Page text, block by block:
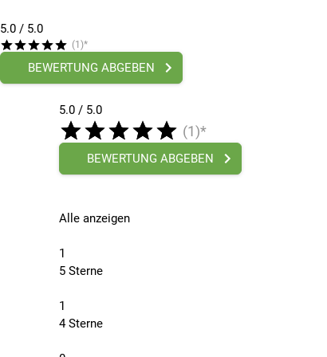
5.0 / 5.0
(1)*
BEWERTUNG ABGEBEN
5.0 / 5.0
(1)*
BEWERTUNG ABGEBEN
Alle anzeigen
1
5 Sterne
1
4 Sterne